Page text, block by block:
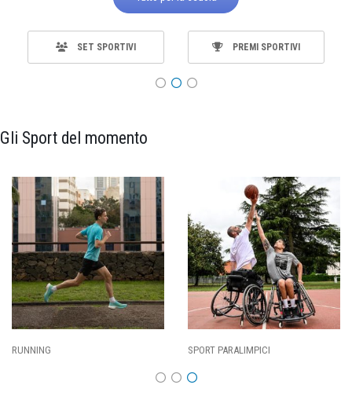
SET SPORTIVI PREMI SPORTIVI
Gli Sport del momento
SPORT PARALIMPICI